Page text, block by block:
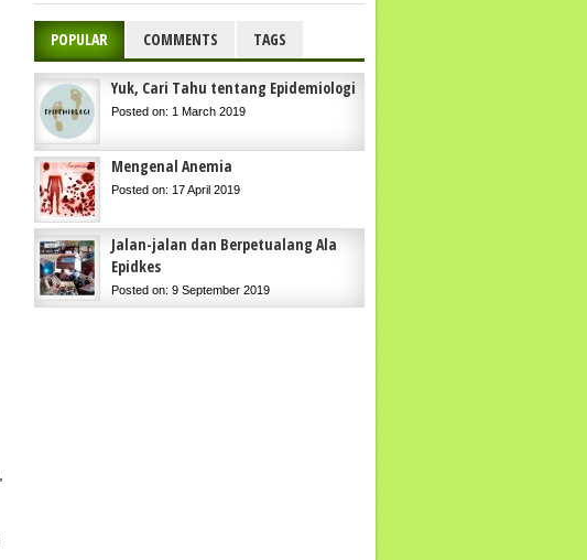
POPULAR COMMENTS TAGS
Yuk, Cari Tahu tentang Epidemiologi
Posted on: 1 March 2019
Mengenal Anemia
Posted on: 17 April 2019
Jalan-jalan dan Berpetualang Ala
Epidkes
Posted on: 9 September 2019